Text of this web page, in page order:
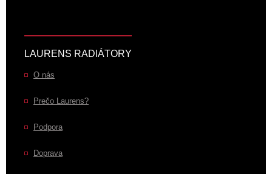
LAURENS RADIÁTORY
O nás
Prečo Laurens?
Podpora
Doprava